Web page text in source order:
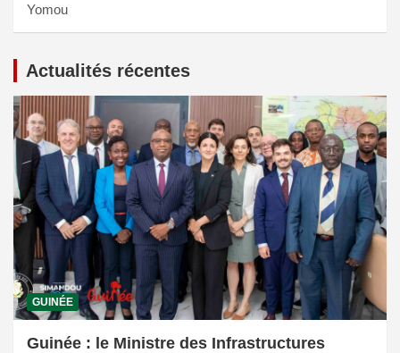
Yomou
Actualités récentes
GUINÉE
Guinée : le Ministre des Infrastructures